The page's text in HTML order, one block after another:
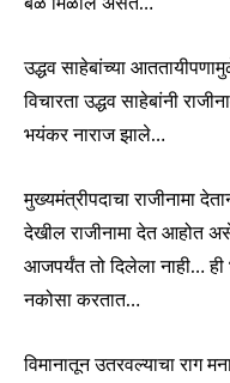
उद्धव साहेबांच्या
विचारता उद्धव साहेबांनी
भयंकर नाराज झाले…
मुख्यमंत्रीपदाचा राजीनामा
देखील राजीनामा देत आहोत
आजपर्यंत तो दिलेला नाही…
नकोसा करतात…
विमानातून उतरवल्याचा राग